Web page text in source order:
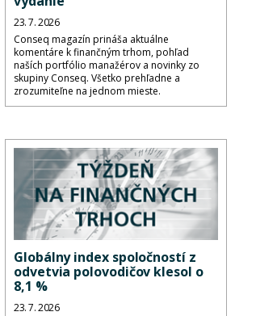
23. 7. 2026
Conseq magazín prináša aktuálne
komentáre k finančným trhom, pohľad
naších portfólio manažérov a novinky zo
skupiny Conseq. Všetko prehľadne a
zrozumiteľne na jednom mieste.
Globálny index spoločností z
odvetvia polovodičov klesol o
8,1 %
23. 7. 2026